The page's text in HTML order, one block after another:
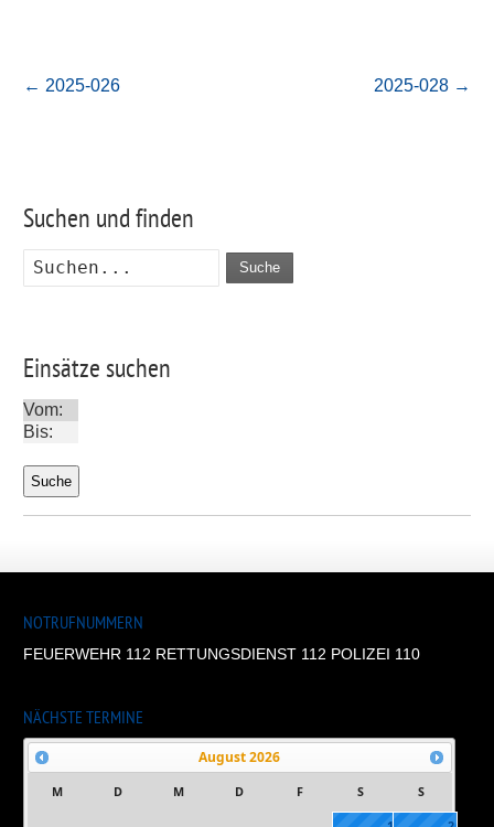
← 2025-026 2025-028 →
Suchen und finden
Suche
Einsätze suchen
Vom:
Bis:
NOTRUFNUMMERN
FEUERWEHR 112 RETTUNGSDIENST 112 POLIZEI 110
NÄCHSTE TERMINE
August2026
M D M D F S S